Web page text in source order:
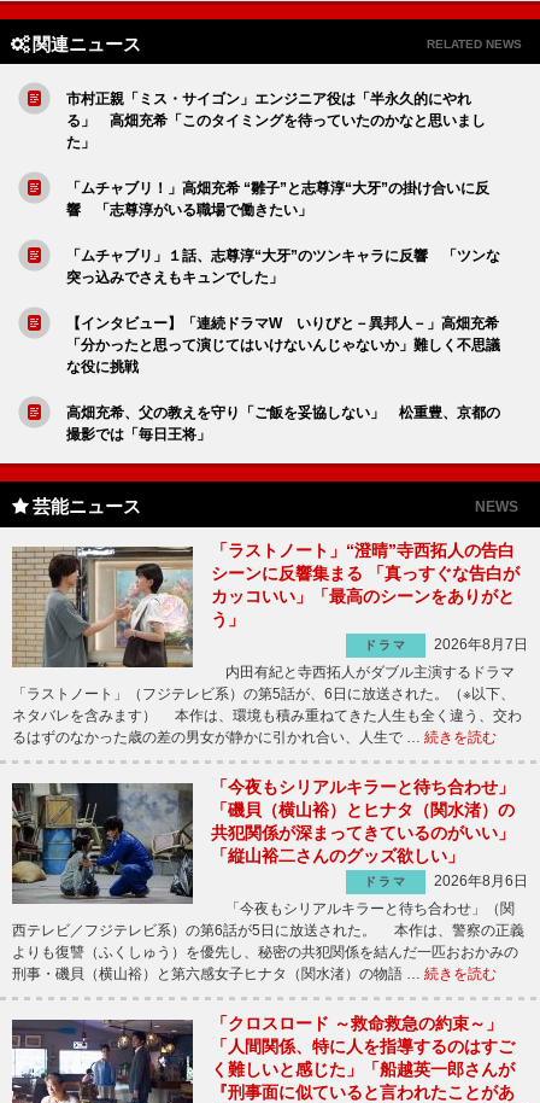
関連ニュース RELATED NEWS
市村正親「ミス・サイゴン」エンジニア役は「半永久的にやれ
る」 高畑充希「このタイミングを待っていたのかなと思いまし
た」
「ムチャブリ！」高畑充希 “雛子”と志尊淳“大牙”の掛け合いに反
響 「志尊淳がいる職場で働きたい」
「ムチャブリ」１話、志尊淳“大牙”のツンキャラに反響 「ツンな
突っ込みでさえもキュンでした」
【インタビュー】「連続ドラマW いりびと－異邦人－」高畑充希
「分かったと思って演じてはいけないんじゃないか」難しく不思議
な役に挑戦
高畑充希、父の教えを守り「ご飯を妥協しない」 松重豊、京都の
撮影では「毎日王将」
芸能ニュース NEWS
「ラストノート」“澄晴”寺西拓人の告白
シーンに反響集まる 「真っすぐな告白が
カッコいい」「最高のシーンをありがと
う」
ドラマ
2026年8月7日
内田有紀と寺西拓人がダブル主演するドラマ
「ラストノート」（フジテレビ系）の第5話が、6日に放送された。（※以下、
ネタバレを含みます） 本作は、環境も積み重ねてきた人生も全く違う、交わ
るはずのなかった歳の差の男女が静かに引かれ合い、人生で … 続きを読む
「今夜もシリアルキラーと待ち合わせ」
「磯貝（横山裕）とヒナタ（関水渚）の
共犯関係が深まってきているのがいい」
「縦山裕二さんのグッズ欲しい」
ドラマ
2026年8月6日
「今夜もシリアルキラーと待ち合わせ」（関
西テレビ／フジテレビ系）の第6話が5日に放送された。 本作は、警察の正義
よりも復讐（ふくしゅう）を優先し、秘密の共犯関係を結んだ一匹おおかみの
刑事・磯貝（横山裕）と第六感女子ヒナタ（関水渚）の物語 … 続きを読む
「クロスロード ～救命救急の約束～」
「人間関係、特に人を指導するのはすご
く難しいと感じた」「船越英一郎さんが
『刑事面に似ていると言われたことがあ